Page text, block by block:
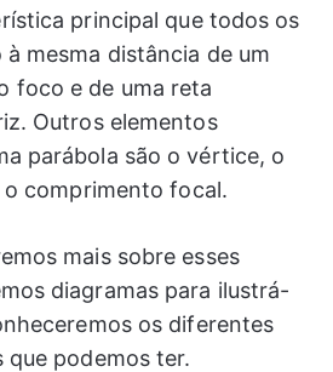
principal que todos os
mesma distância de um
foco e de uma reta
Outros elementos
parábola são o vértice, o
comprimento focal.
mais sobre esses
diagramas para ilustrá-
os diferentes
podemos ter.